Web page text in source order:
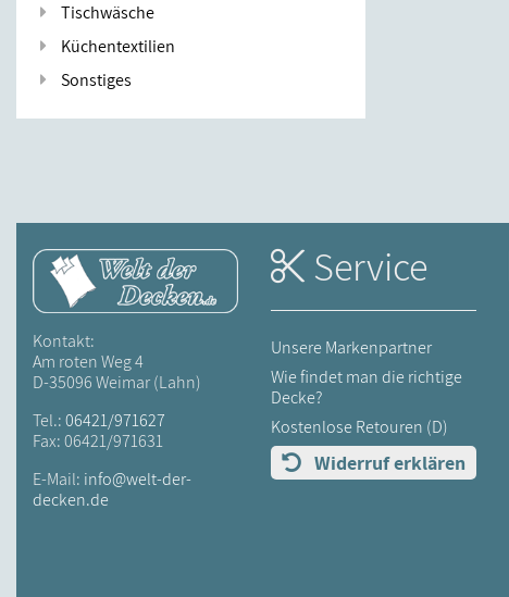
Tischwäsche
Küchentextilien
Sonstiges
Kontakt:
Am roten Weg 4
D-35096 Weimar (Lahn)
Tel.:06421/971627
Fax: 06421/971631
E-Mail: info@welt-der-
decken.de
Service
Unsere Markenpartner
Wie findet man die richtige
Decke?
Kostenlose Retouren (D)
Widerruf erklären